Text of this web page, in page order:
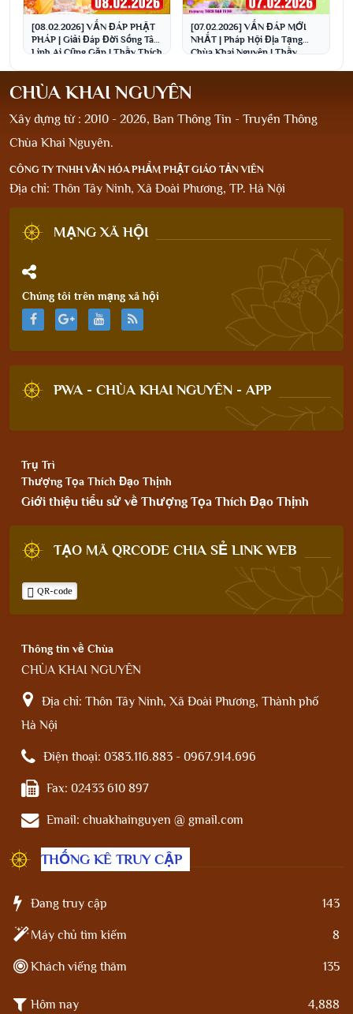
[08.02.2026] VẤN ĐÁP PHẬT
PHÁP | Giải Đáp Đời Sống Tâm
Linh Ai Cũng Gặp | Thầy Thích
[07.02.2026] VẤN ĐÁP MỚI
NHẤT | Pháp Hội Địa Tạng
Chùa Khai Nguyên | Thầy
CHÙA KHAI NGUYÊN
Xây dựng từ : 2010 - 2026, Ban Thông Tin - Truyền Thông
Chùa Khai Nguyên.
CÔNG TY TNHH VĂN HÓA PHẨM PHẬT GIÁO TẢN VIÊN
Địa chỉ: Thôn Tây Ninh, Xã Đoài Phương, TP. Hà Nội
MẠNG XÃ HỘI
Chúng tôi trên mạng xã hội
PWA - CHÙA KHAI NGUYÊN - APP
Trụ Trì
Thượng Tọa Thích Đạo Thịnh
Giới thiệu tiểu sử về Thượng Tọa Thích Đạo Thịnh
TẠO MÃ QRCODE CHIA SẺ LINK WEB
QR-code
Thông tin về Chùa
CHÙA KHAI NGUYÊN
Địa chỉ: Thôn Tây Ninh, Xã Đoài Phương, Thành phố
Hà Nội
Điện thoại: 0383.116.883 - 0967.914.696
Fax: 02433 610 897
Email: chuakhainguyen @ gmail.com
THỐNG KÊ TRUY CẬP
Đang truy cập 143
Máy chủ tìm kiếm 8
Khách viếng thăm 135
Hôm nay 4,888